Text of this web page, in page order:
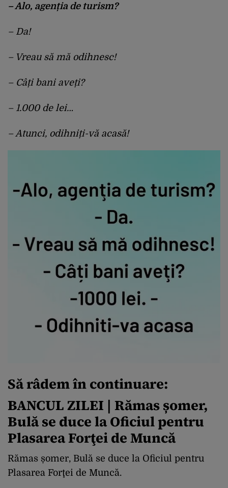
– Alo, agenția de turism?
– Da!
– Vreau să mă odihnesc!
– Câți bani aveți?
– 1.000 de lei…
– Atunci, odihniți-vă acasă!
Să râdem în continuare:
BANCUL ZILEI | Rămas șomer,
Bulă se duce la Oficiul pentru
Plasarea Forţei de Muncă
Rămas șomer, Bulă se duce la Oficiul pentru
Plasarea Forţei de Muncă.